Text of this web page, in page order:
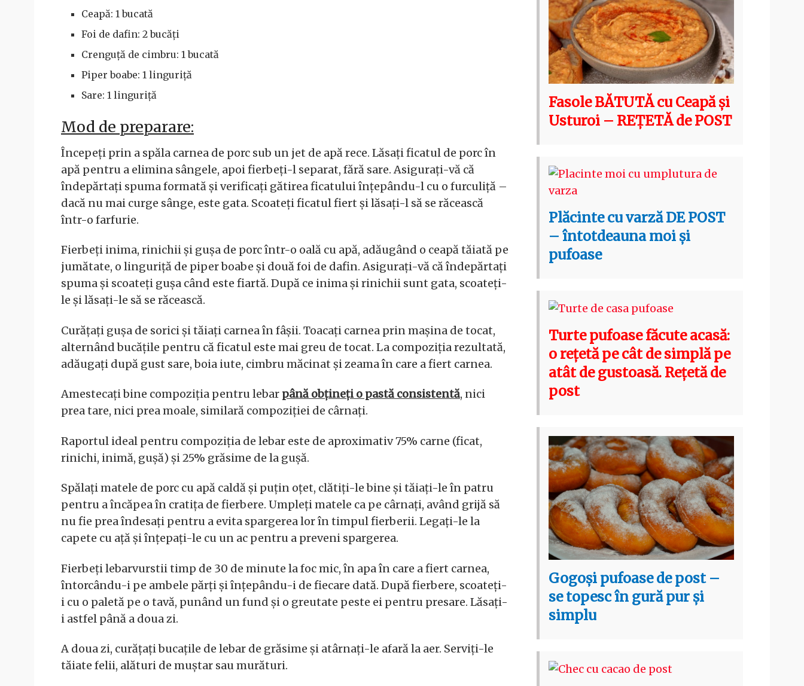
Ceapă: 1 bucată
Foi de dafin: 2 bucăți
Crenguță de cimbru: 1 bucată
Piper boabe: 1 linguriță
Sare: 1 linguriță
Mod de preparare:
Începeți prin a spăla carnea de porc sub un jet de apă rece. Lăsați ficatul de porc în
apă pentru a elimina sângele, apoi fierbeți-l separat, fără sare. Asigurați-vă că
îndepărtați spuma formată și verificați gătirea ficatului înțepându-l cu o furculiță –
dacă nu mai curge sânge, este gata. Scoateți ficatul fiert și lăsați-l să se răcească
într-o farfurie.
Fierbeți inima, rinichii și gușa de porc într-o oală cu apă, adăugând o ceapă tăiată pe
jumătate, o linguriță de piper boabe și două foi de dafin. Asigurați-vă că îndepărtați
spuma și scoateți gușa când este fiartă. După ce inima și rinichii sunt gata, scoateți-
le și lăsați-le să se răcească.
Curățați gușa de sorici și tăiați carnea în fâșii. Toacați carnea prin mașina de tocat,
alternând bucățile pentru că ficatul este mai greu de tocat. La compoziția rezultată,
adăugați după gust sare, boia iute, cimbru măcinat și zeama în care a fiert carnea.
Amestecați bine compoziția pentru lebar până obțineți o pastă consistentă, nici
prea tare, nici prea moale, similară compoziției de cârnați.
Raportul ideal pentru compoziția de lebar este de aproximativ 75% carne (ficat,
rinichi, inimă, gușă) și 25% grăsime de la gușă.
Spălați matele de porc cu apă caldă și puțin oțet, clătiți-le bine și tăiați-le în patru
pentru a încăpea în cratița de fierbere. Umpleți matele ca pe cârnați, având grijă să
nu fie prea îndesați pentru a evita spargerea lor în timpul fierberii. Legați-le la
capete cu ață și înțepați-le cu un ac pentru a preveni spargerea.
Fierbeți lebarvurstii timp de 30 de minute la foc mic, în apa în care a fiert carnea,
întorcându-i pe ambele părți și înțepându-i de fiecare dată. După fierbere, scoateți-
i cu o paletă pe o tavă, punând un fund și o greutate peste ei pentru presare. Lăsați-
i astfel până a doua zi.
A doua zi, curățați bucațile de lebar de grăsime și atârnați-le afară la aer. Serviți-le
tăiate felii, alături de muștar sau murături.
Fasole BĂTUTĂ cu Ceapă și
Usturoi – REȚETĂ de POST
Plăcinte cu varză DE POST
– întotdeauna moi și
pufoase
Turte pufoase făcute acasă:
o rețetă pe cât de simplă pe
atât de gustoasă. Rețetă de
post
Gogoși pufoase de post –
se topesc în gură pur și
simplu